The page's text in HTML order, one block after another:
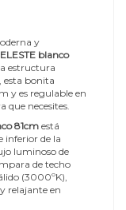
y
blanco
estructura
esta bonita
y es regulable en
que necesites.
81cm está
inferior de la
luminoso de
de techo
(3000ºK),
relajante en